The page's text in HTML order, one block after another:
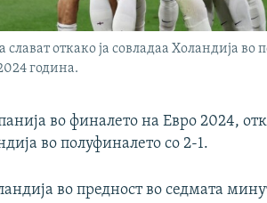
откако ја совладаа Холандија во
година.
во финалето на Евро 2024,
во полуфиналето со 2-1.
во предност во седмата